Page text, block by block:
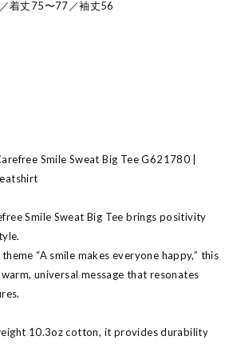
着丈75〜77／袖丈56
Smile Sweat Big Tee G621780 |
Smile Sweat Big Tee brings positivity
“A smile makes everyone happy,” this
universal message that resonates
10.3oz cotton, it provides durability